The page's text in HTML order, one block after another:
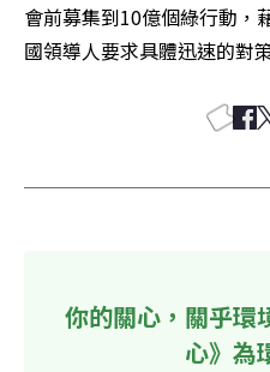
會前募集到10億個綠行動，
國領導人要求具體迅速的對
你的關心，關乎
心》為